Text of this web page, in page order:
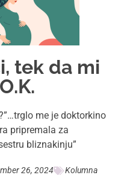
reproduktivnog
u saradnji sa
iz Sarajeva. Gost
Radionice i Seminari